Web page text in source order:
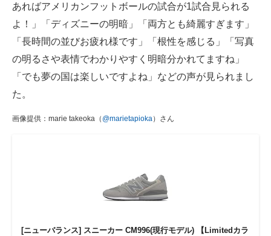
あればアメリカンフットボールの試合が1試合見られる
よ！」「ディズニーの明暗」「両方とも綺麗すぎます」
「長時間の並びお疲れ様です」「根性を感じる」「写真
の明るさや表情でわかりやすく明暗分かれてますね」
「でも夢の国は楽しいですよね」などの声が見られまし
た。
画像提供：marie takeoka（ @marietapioka）さん
[ニューバランス] スニーカー CM996(現行モデル) 【Limitedカラ